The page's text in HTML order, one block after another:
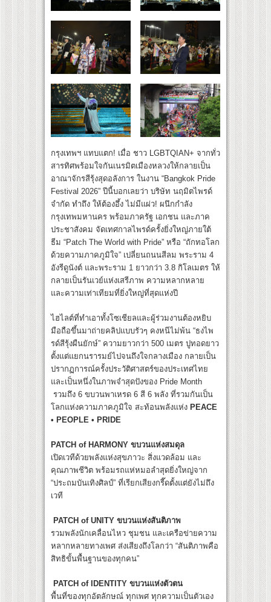
กรุงเทพฯ แทบแตก! เมื่อ ชาว LGBTQIAN+ จากทั่ว
สารทิศพร้อมใจกันเนรมิตเมืองหลวงให้กลายเป็น
อาณาจักรสีรุ้งสุดอลังการ ในงาน “Bangkok Pride
Festival 2026” ปีนี้บอกเลยว่า บริษัท นฤมิตไพรด์
จำกัด ทำถึง ให้ต้องอึ้ง ไม่มีแผ่ว! ผนึกกำลัง
กรุงเทพมหานคร พร้อมภาครัฐ เอกชน และภาค
ประชาสังคม จัดเทศกาลไพรด์ครั้งยิ่งใหญ่ภายใต้
ธีม “Patch The World with Pride” หรือ “ถักทอโลก
ด้วยความภาคภูมิใจ” เปลี่ยนถนนสีลม พระราม 4
อังรีดูนังต์ และพระราม 1 ยาวกว่า 3.8 กิโลเมตร ให้
กลายเป็นรันเวย์แห่งเสรีภาพ ความหลากหลาย
และความเท่าเทียมที่ยิ่งใหญ่ที่สุดแห่งปี
ไฮไลต์ที่ทำเอาทั้งโซเชียลและผู้ร่วมงานต้องหยิบ
มือถือขึ้นมาถ่ายคลิปแบบรัวๆ คงหนีไม่พ้น “ธงไพ
รด์สีรุ้งผืนยักษ์” ความยาวกว่า 500 เมตร ปูทอดยาว
ตั้งแต่แยกนรารมย์ไปจนถึงใจกลางเมือง กลายเป็น
ปรากฏการณ์ครั้งประวัติศาสตร์ของประเทศไทย
และเป็นหนึ่งในภาพจำสุดปังของ Pride Month
รวมถึง 6 ขบวนพาเหรด 6 สี 6 พลัง ที่รวมกันเป็น
โลกแห่งความภาคภูมิใจ สะท้อนพลังแห่ง PEACE
• PEOPLE • PRIDE
PATCH of HARMONY ขบวนแห่งสมดุล
เปิดเวทีด้วยพลังแห่งสุขภาวะ สิ่งแวดล้อม และ
คุณภาพชีวิต พร้อมรถแห่หมอลำสุดยิ่งใหญ่จาก
“ประถมบันเทิงศิลป์” ที่เรียกเสียงกรี๊ดตั้งแต่ยังไม่ถึง
เวที
PATCH of UNITY ขบวนแห่งสันติภาพ
รวมพลังนักเคลื่อนไหว ชุมชน และเครือข่ายความ
หลากหลายทางเพศ ส่งเสียงถึงโลกว่า “สันติภาพคือ
สิทธิขั้นพื้นฐานของทุกคน”
PATCH of IDENTITY ขบวนแห่งตัวตน
พื้นที่ของทุกอัตลักษณ์ ทุกเพศ ทุกความเป็นตัวเอง